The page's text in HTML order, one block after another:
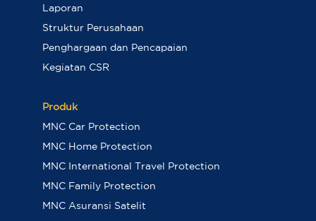
Laporan
Struktur Perusahaan
Penghargaan dan Pencapaian
Kegiatan CSR
Produk
MNC Car Protection
MNC Home Protection
MNC International Travel Protection
MNC Family Protection
MNC Asuransi Satelit